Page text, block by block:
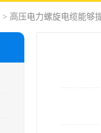
> 高压电力螺旋电缆能够